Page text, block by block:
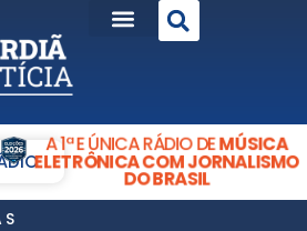
A 1ª E ÚNICA RÁDIO DEMÚSICA
ELETRÔNICA COM JORNALISMO
DO BRASIL